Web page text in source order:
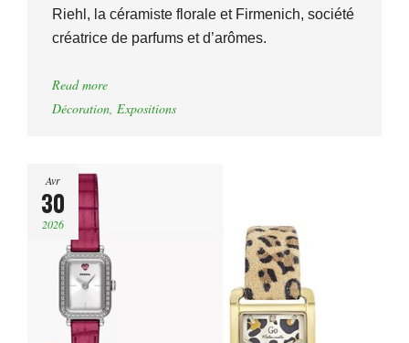
Riehl, la céramiste florale et Firmenich, société
créatrice de parfums et d’arômes.
Read more
Décoration, Expositions
Avr
30
2026